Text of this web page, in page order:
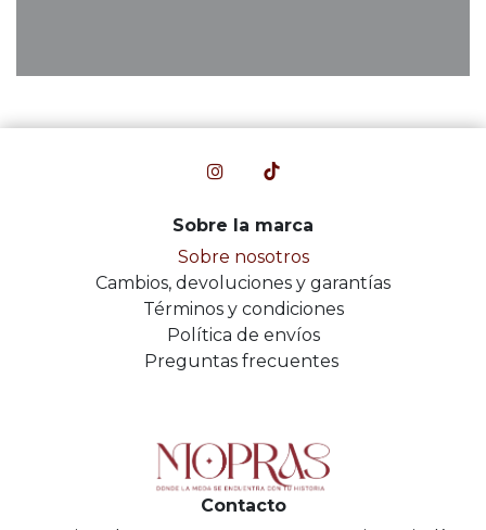
Sobre la marca
Sobre nosotros
Cambios, devoluciones y garantías
Términos y condiciones
Política de envíos
Preguntas frecuentes
Contacto